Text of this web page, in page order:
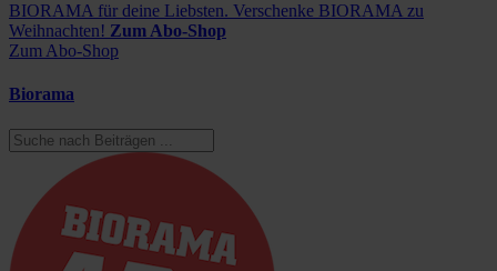
BIORAMA für deine Liebsten. Verschenke BIORAMA zu
Weihnachten! Zum Abo-Shop
Zum Abo-Shop
Biorama